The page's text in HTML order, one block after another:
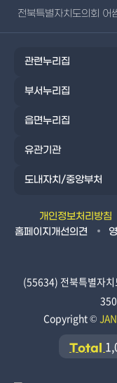
전북특별자치도의회 어
관련누리집
부서누리집
읍면누리집
유관기관
도내자치/중앙부처
개인정보처리방침
홈페이지개선의견
(55634) 전북특별자
Copyright ©
Total